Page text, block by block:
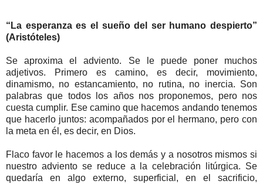
“La esperanza es el sueño del ser humano despierto”
(Aristóteles)
Se aproxima el adviento. Se le puede poner muchos
adjetivos. Primero es camino, es decir, movimiento,
dinamismo, no estancamiento, no rutina, no inercia. Son
palabras que todos los años nos proponemos, pero nos
cuesta cumplir. Ese camino que hacemos andando tenemos
que hacerlo juntos: acompañados por el hermano, pero con
la meta en él, es decir, en Dios.
Flaco favor le hacemos a los demás y a nosotros mismos si
nuestro adviento se reduce a la celebración litúrgica. Se
quedaría en algo externo, superficial, en el sacrificio,